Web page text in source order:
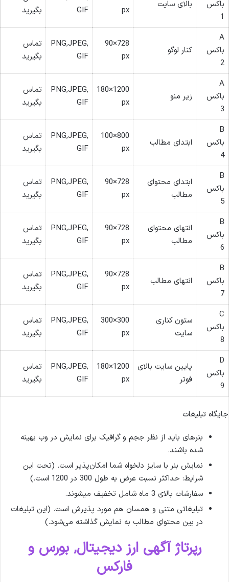
باکس
1
بالای سایت
px
GIF
بگیرید
A
باکس
2
کنار لوگو
728×90
px
PNG,JPEG,
GIF
تماس
بگیرید
A
باکس
3
زیر منو
1200×180
px
PNG,JPEG,
GIF
تماس
بگیرید
B
باکس
4
ابتدای مطالب
800×100
px
PNG,JPEG,
GIF
تماس
بگیرید
B
باکس
5
ابتدای محتوای
مطالب
728×90
px
PNG,JPEG,
GIF
تماس
بگیرید
B
باکس
6
انتهای محتوای
مطالب
728×90
px
PNG,JPEG,
GIF
تماس
بگیرید
B
باکس
7
انتهای مطالب
728×90
px
PNG,JPEG,
GIF
تماس
بگیرید
C
باکس
8
ستون کناری
سایت
300×300
px
PNG,JPEG,
GIF
تماس
بگیرید
D
باکس
9
پایین سایت بالای
فوتر
1200×180
px
PNG,JPEG,
GIF
تماس
بگیرید
جایگاه تبلیغات
بنرهای باید از نظر ججم و گرافیک برای نمایش در وب بهینه
شده باشند.
نمایش بنر با سایز دلخواه شما امکان‌پذیر است. (تحت این
شرایط: حداکثر نسبت عرض به طول 300 در 1200 است.)
سفارشات بالای 3 ماه شامل تخفیف میشوند.
تبلیغاتی متنی و همسان هم مورد پذیرش است. (این تبلیغات
در بین محتوای مطالب به نمایش گذاشته می‌شود.)
رپرتاژ آگهی ارز دیجیتال, بورس و
فارکس